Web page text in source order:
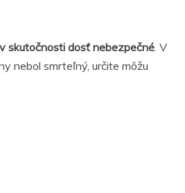
skutočnosti dosť nebezpečné. V
nebol smrteľný, určite môžu